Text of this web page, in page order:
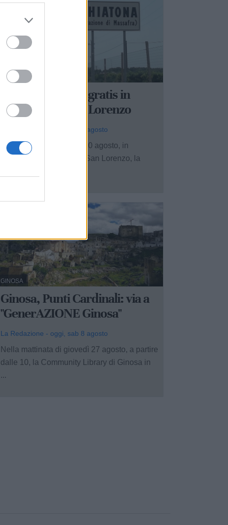
MASSAFRA
Chiatona: sacchi gratis in
spiaggia per San Lorenzo
La Redazione - oggi, sab 8 agosto
Nella giornata di lunedì 10 agosto, in
occasione della notte di San Lorenzo, la
GINOSA
Ginosa, Punti Cardinali: via a
"GenerAZIONE Ginosa"
La Redazione - oggi, sab 8 agosto
Nella mattinata di giovedì 27 agosto, a partire
dalle 10, la Community Library di Ginosa in
...